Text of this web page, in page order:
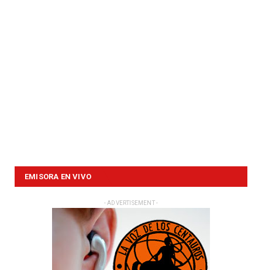
EMISORA EN VIVO
- ADVERTISEMENT -